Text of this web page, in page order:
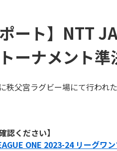
ポート】NTT
ーナメント
秩父宮ラグビー場にて行われ
認ください】
ONE 2023-24 リーグワ